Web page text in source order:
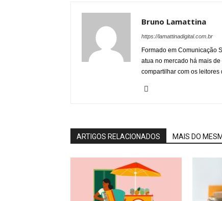
Bruno Lamattina
https://lamattinadigital.com.br
Formado em Comunicação
atua no mercado há mais
compartilhar com os leitores
ARTIGOS RELACIONADOS MAIS DO